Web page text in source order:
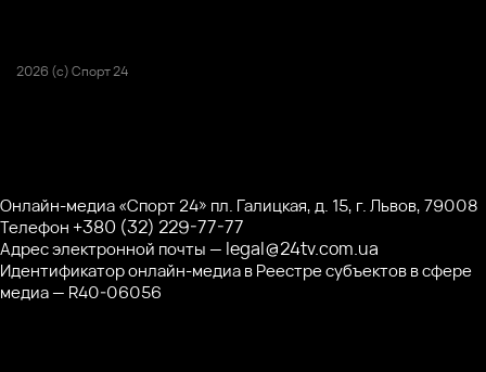
2026 (с) Спорт 24
Онлайн-медиа «Спорт 24» пл. Галицкая, д. 15, г. Львов, 79008
Телефон +380 (32) 229-77-77
Адрес электронной почты — legal@24tv.com.ua
Идентификатор онлайн-медиа в Реестре субъектов в сфере
медиа — R40-06056